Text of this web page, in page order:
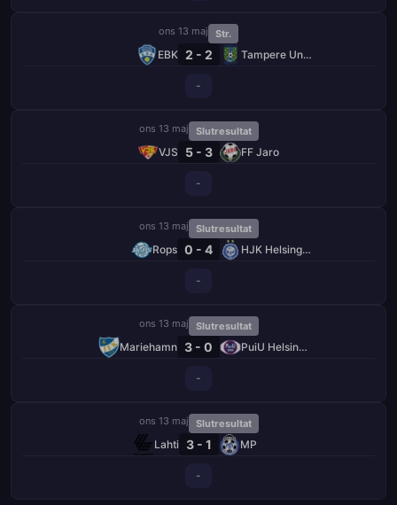
ons 13 maj Str.
EBK 2 - 2 Tampere United
-
ons 13 maj Slutresultat
VJS 5 - 3 FF Jaro
-
ons 13 maj Slutresultat
Rops 0 - 4 HJK Helsingfors
-
ons 13 maj Slutresultat
Mariehamn 3 - 0 PuiU Helsingfors
-
ons 13 maj Slutresultat
Lahti 3 - 1 MP
-